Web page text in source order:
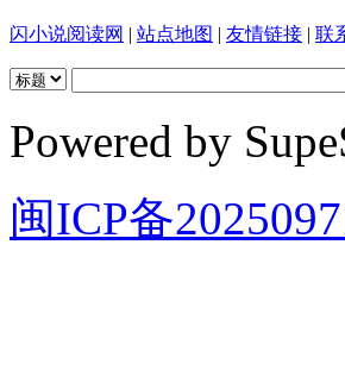
闪小说阅读网 | 站点地图 | 友情链接 | 联
Powered by
闽ICP备